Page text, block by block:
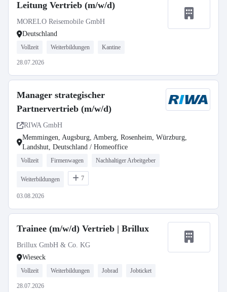
Leitung Vertrieb (m/w/d)
MORELO Reisemobile GmbH
Deutschland
Vollzeit Weiterbildungen Kantine
28.07.2026
Manager strategischer
Partnervertrieb (m/w/d)
RIWA GmbH
Memmingen, Augsburg, Amberg, Rosenheim, Würzburg,
Landshut, Deutschland / Homeoffice
Vollzeit Firmenwagen Nachhaltiger Arbeitgeber
Weiterbildungen 7
03.08.2026
Trainee (m/w/d) Vertrieb | Brillux
Brillux GmbH & Co. KG
Wieseck
Vollzeit Weiterbildungen Jobrad Jobticket
28.07.2026